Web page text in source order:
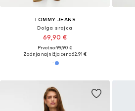
TOMMY JEANS
Dolga srajca
69,90 €
Prvotno: 99,90 €
Zadnja najnižja cena62,91 €